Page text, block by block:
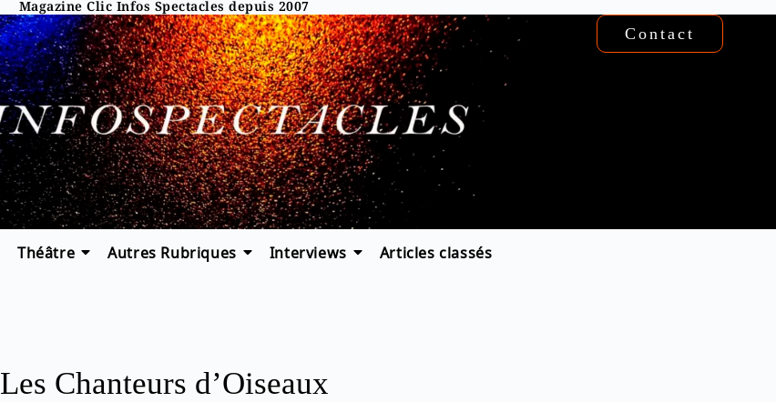
Magazine Clic Infos Spectacles depuis 2007
Contact
Théâtre Autres Rubriques Interviews Articles classés
Les Chanteurs d’Oiseaux